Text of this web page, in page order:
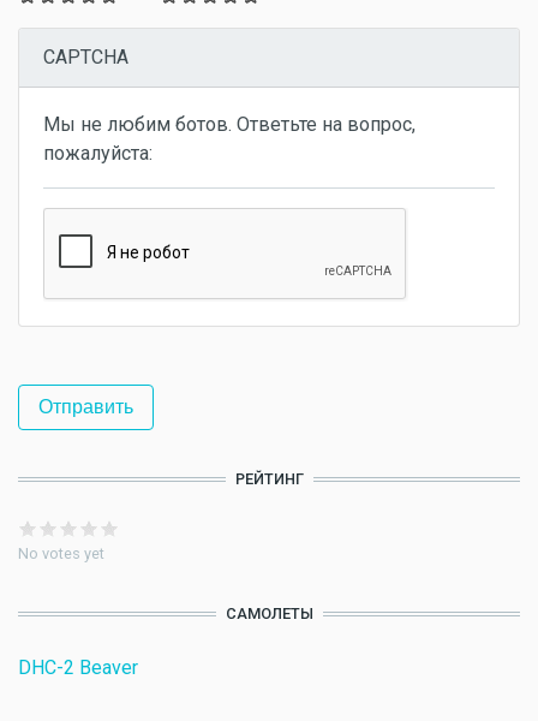
CAPTCHA
Мы не любим ботов. Ответьте на вопрос,
пожалуйста:
РЕЙТИНГ
No votes yet
САМОЛЕТЫ
DHC-2 Beaver